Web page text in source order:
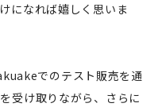
になれば嬉しく思いま
でのテスト販売を通
受け取りながら、さらに